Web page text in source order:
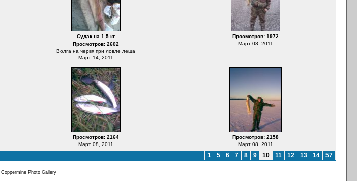
Судак на 1,5 кг
Просмотров: 2602
Волга на червя при ловле леща
Март 14, 2011
Просмотров: 1972
Март 08, 2011
Просмотров: 2164
Март 08, 2011
Просмотров: 2158
Март 08, 2011
1 5 6 7 8 9 10 11 12 13 14 57
Coppermine Photo Gallery